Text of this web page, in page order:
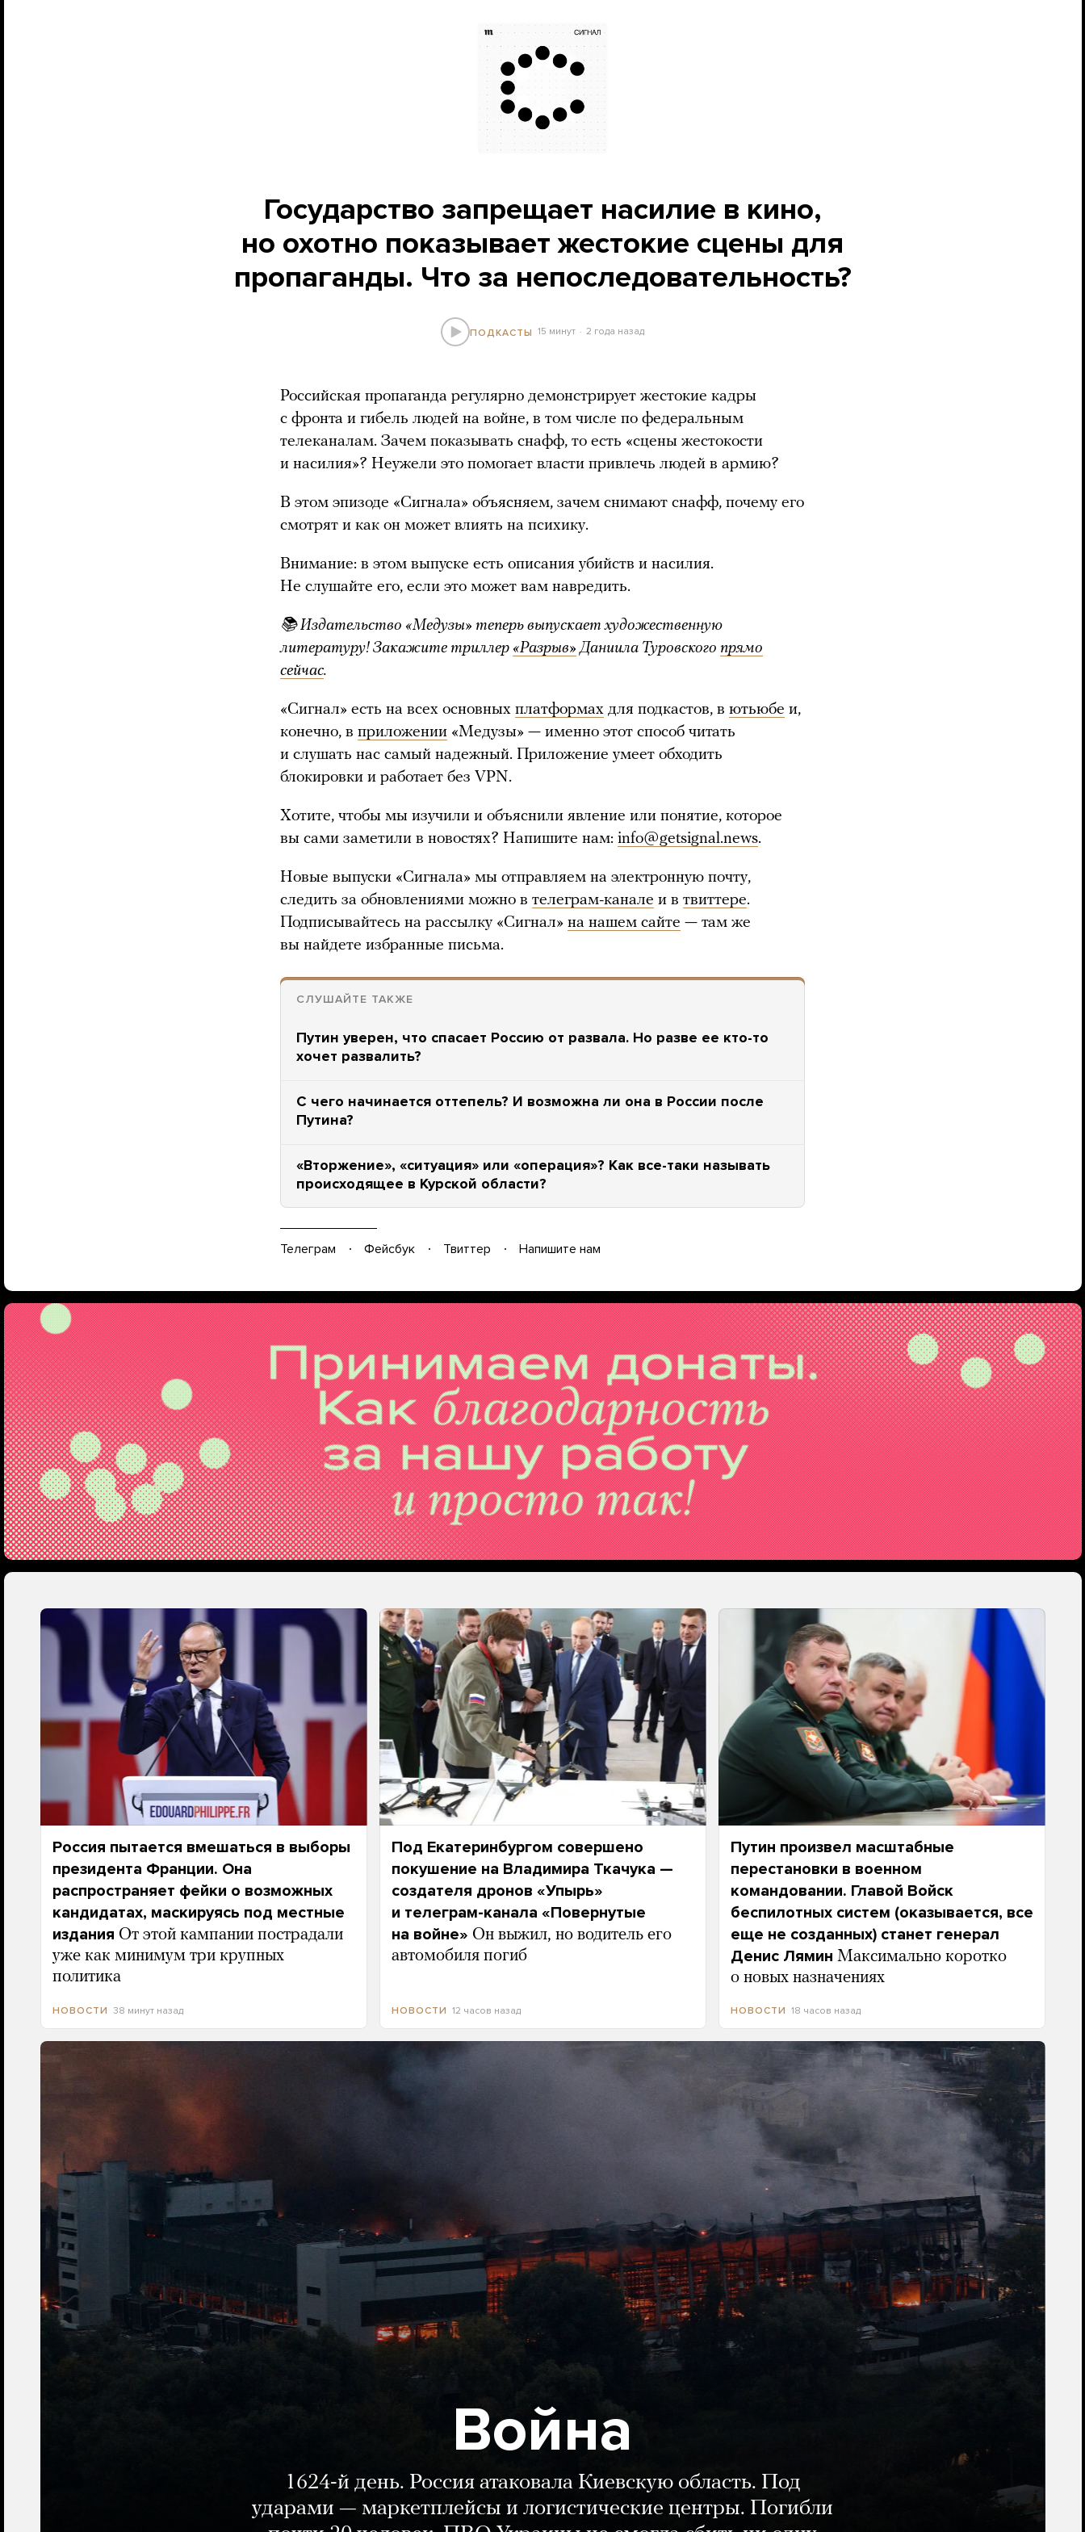
Государство запрещает насилие в кино,
но охотно показывает жестокие сцены для
пропаганды. Что за непоследовательность?
ПОДКАСТЫ 15 минут 2 года назад
Российская пропаганда регулярно демонстрирует жестокие кадры
с фронта и гибель людей на войне, в том числе по федеральным
телеканалам. Зачем показывать снафф, то есть «сцены жестокости
и насилия»? Неужели это помогает власти привлечь людей в армию?
В этом эпизоде «Сигнала» объясняем, зачем снимают снафф, почему его
смотрят и как он может влиять на психику.
Внимание: в этом выпуске есть описания убийств и насилия.
Не слушайте его, если это может вам навредить.
📚 Издательство «Медузы» теперь выпускает художественную
литературу! Закажите триллер «Разрыв» Даниила Туровского прямо
сейчас.
«Сигнал» есть на всех основных платформах для подкастов, в ютьюбе и,
конечно, в приложении «Медузы» — именно этот способ читать
и слушать нас самый надежный. Приложение умеет обходить
блокировки и работает без VPN.
Хотите, чтобы мы изучили и объяснили явление или понятие, которое
вы сами заметили в новостях? Напишите нам: info@getsignal.news.
Новые выпуски «Сигнала» мы отправляем на электронную почту,
следить за обновлениями можно в телеграм-канале и в твиттере.
Подписывайтесь на рассылку «Сигнал» на нашем сайте — там же
вы найдете избранные письма.
СЛУШАЙТЕ ТАКЖЕ
Путин уверен, что спасает Россию от развала. Но разве ее кто-то
хочет развалить?
С чего начинается оттепель? И возможна ли она в России после
Путина?
«Вторжение», «ситуация» или «операция»? Как все-таки называть
происходящее в Курской области?
Телеграм Фейсбук Твиттер Напишите нам
Россия пытается вмешаться в выборы
президента Франции. Она
распространяет фейки о возможных
кандидатах, маскируясь под местные
издания От этой кампании пострадали
уже как минимум три крупных
политика
НОВОСТИ 38 минут назад
Под Екатеринбургом совершено
покушение на Владимира Ткачука —
создателя дронов «Упырь»
и телеграм-канала «Повернутые
на войне» Он выжил, но водитель его
автомобиля погиб
НОВОСТИ 12 часов назад
Путин произвел масштабные
перестановки в военном
командовании. Главой Войск
беспилотных систем (оказывается, все
еще не созданных) станет генерал
Денис Лямин Максимально коротко
о новых назначениях
НОВОСТИ 18 часов назад
Война
1624-й день. Россия атаковала Киевскую область. Под
ударами — маркетплейсы и логистические центры. Погибли